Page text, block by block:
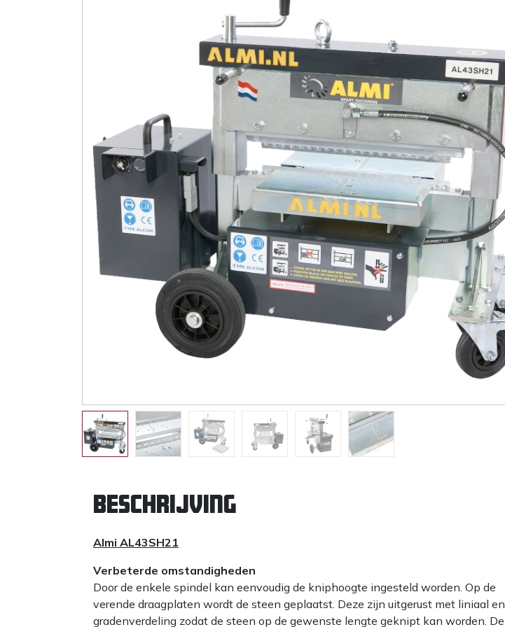
Beschrijving
Almi AL43SH21
Verbeterde omstandigheden
Door de enkele spindel kan eenvoudig de kniphoogte ingesteld worden. Op de
verende draagplaten wordt de steen geplaatst. Deze zijn uitgerust met liniaal en
gradenverdeling zodat de steen op de gewenste lengte geknipt kan worden. De